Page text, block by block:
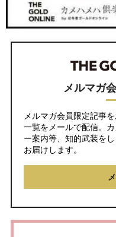
メルマガ
メルマガ会員限定記事
一覧をメールで配信。
ー案内等、知的武装を
お届けします。